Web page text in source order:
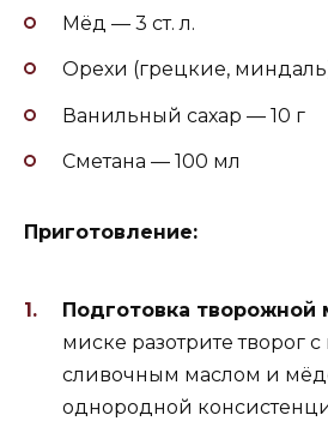
Мёд — 3 ст. л.
Орехи (грецкие,
Ванильный сахар — 10 г
Сметана — 100 мл
Приготовление:
Подготовка творожной
миске разотрите творог
сливочным маслом и
однородной